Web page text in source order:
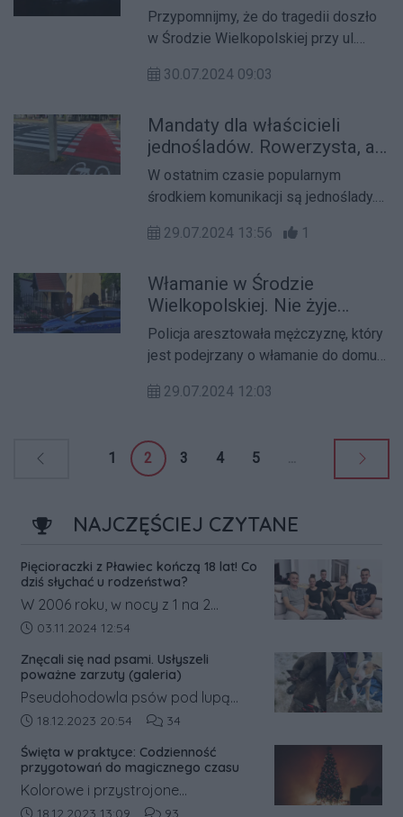
Przypomnijmy, że do tragedii doszło
w Środzie Wielkopolskiej przy ul.
Mołdawii włamał się do domu.
30.07.2024 09:03
Mandaty dla właścicieli
jednośladów. Rowerzysta, a
przejście dla pieszych
W ostatnim czasie popularnym
środkiem komunikacji są jednoślady.
obowiązują przepisy ruchu
29.07.2024 13:56 1
Włamanie w Środzie
Wielkopolskiej. Nie żyje
znana dentystka
Policja aresztowała mężczyznę, który
jest podejrzany o włamanie do domu
przestępstwa zmarła szanowana
29.07.2024 12:03
1 2 3 4 5 ...
NAJCZĘŚCIEJ CZYTANE
Pięcioraczki z Pławiec kończą 18 lat! Co
dziś słychać u rodzeństwa?
W 2006 roku, w nocy z 1 na 2
listopada, w Pławcach w powiecie
pięcioraczki.
Data dodania artykułu:
03.11.2024 12:54
Znęcali się nad psami. Usłyszeli
poważne zarzuty (galeria)
Pseudohodowla psów pod lupą
prokuratury. Była ona prowadzona
śremskim. Na jej trop wpadli
inspektorzy weterynaryjni, którzy o
sprawie powiadomili policję.
Data dodania artykułu:
18.12.2023 20:54 Liczba komentarzy artykułu:
34
Święta w praktyce: Codzienność
przygotowań do magicznego czasu
Kolorowe i przystrojone
świątecznymi dekoracjami witryny
Data dodania artykułu:
18.12.2023 13:09 Liczba komentarzy artykułu:
93